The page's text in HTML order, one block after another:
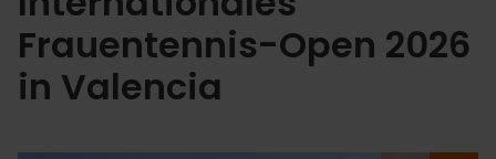
Frauentennis-Open 2026
in Valencia